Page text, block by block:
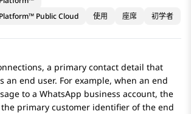
Public Cloud
使用 座席 初学者
, a primary contact detail that
an end user. For example, when an end
to a WhatsApp business account, the
primary customer identifier of the end